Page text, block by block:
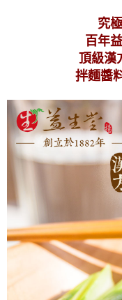
究
百年
頂級漢
拌麵醬